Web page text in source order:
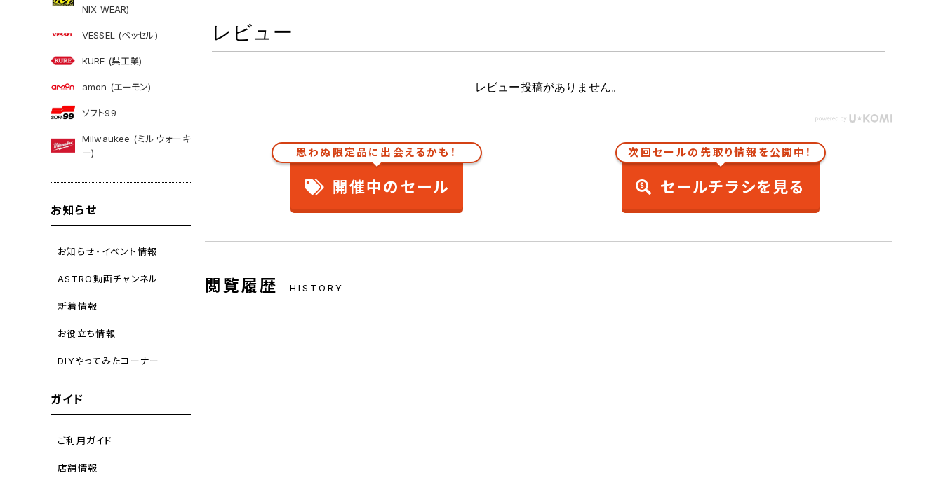
NIX WEAR)
VESSEL (ベッセル)
KURE (呉工業)
amon (エーモン)
ソフト99
Milwaukee (ミルウォーキ
ー)
お知らせ
お知らせ・イベント情報
ASTRO動画チャンネル
新着情報
お役立ち情報
DIYやってみたコーナー
ガイド
ご利用ガイド
店舗情報
レビュー
レビュー投稿がありません。
思わぬ限定品に出会えるかも！
開催中のセール
次回セールの先取り情報を公開中！
セールチラシを見る
閲覧履歴 HISTORY